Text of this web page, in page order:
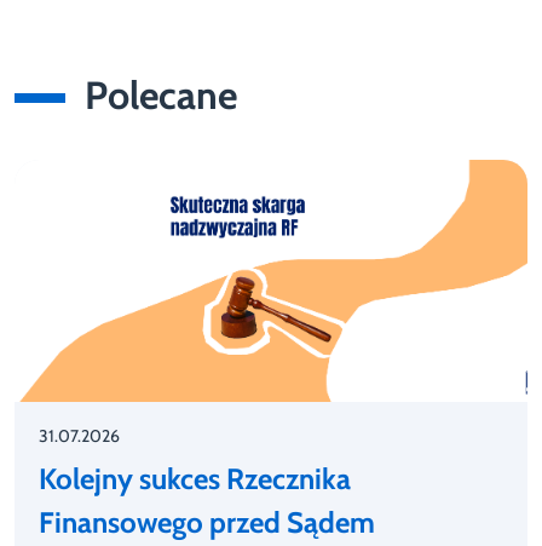
Polecane
31.07.2026
Kolejny sukces Rzecznika
Finansowego przed Sądem